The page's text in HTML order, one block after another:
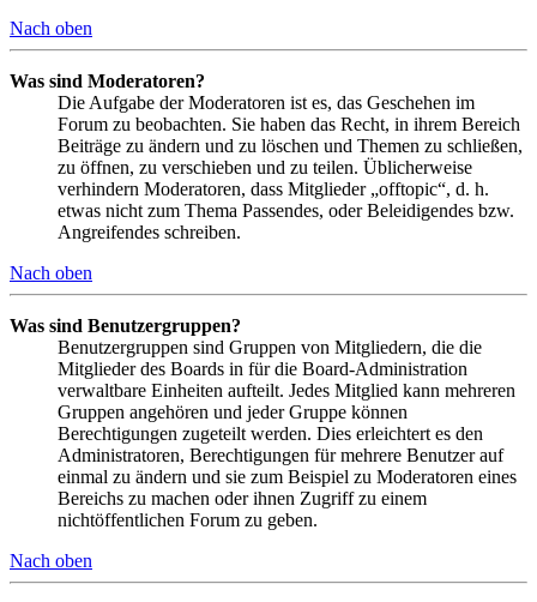
Nach oben
Was sind Moderatoren?
Die Aufgabe der Moderatoren ist es, das Geschehen im
Forum zu beobachten. Sie haben das Recht, in ihrem Bereich
Beiträge zu ändern und zu löschen und Themen zu schließen,
zu öffnen, zu verschieben und zu teilen. Üblicherweise
verhindern Moderatoren, dass Mitglieder „offtopic“, d. h.
etwas nicht zum Thema Passendes, oder Beleidigendes bzw.
Angreifendes schreiben.
Nach oben
Was sind Benutzergruppen?
Benutzergruppen sind Gruppen von Mitgliedern, die die
Mitglieder des Boards in für die Board-Administration
verwaltbare Einheiten aufteilt. Jedes Mitglied kann mehreren
Gruppen angehören und jeder Gruppe können
Berechtigungen zugeteilt werden. Dies erleichtert es den
Administratoren, Berechtigungen für mehrere Benutzer auf
einmal zu ändern und sie zum Beispiel zu Moderatoren eines
Bereichs zu machen oder ihnen Zugriff zu einem
nichtöffentlichen Forum zu geben.
Nach oben